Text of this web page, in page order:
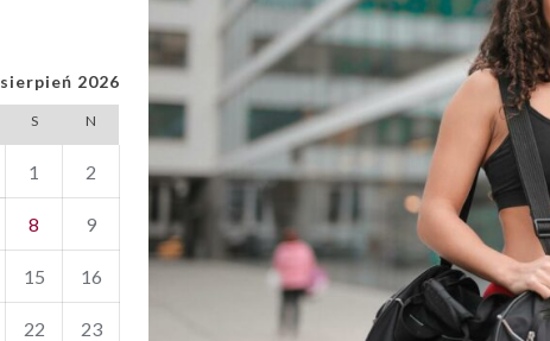
sierpień 2026
S N
1 2
8 9
15 16
22 23